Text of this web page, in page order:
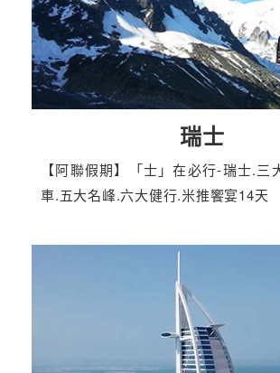
瑞士
【阿聯假期】「士」在必行-瑞士.三
車.五大名峰.六大健行.米推饗宴14天